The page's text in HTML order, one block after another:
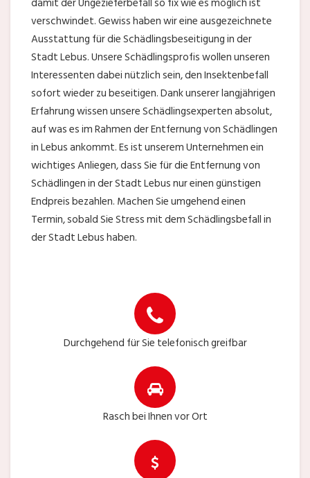
verschwindet. Gewiss haben wir eine ausgezeichnete
Ausstattung für die Schädlingsbeseitigung in der
Stadt Lebus. Unsere Schädlingsprofis wollen unseren
Interessenten dabei nützlich sein, den Insektenbefall
sofort wieder zu beseitigen. Dank unserer langjährigen
Erfahrung wissen unsere Schädlingsexperten absolut,
auf was es im Rahmen der Entfernung von Schädlingen
in Lebus ankommt. Es ist unserem Unternehmen ein
wichtiges Anliegen, dass Sie für die Entfernung von
Schädlingen in der Stadt Lebus nur einen günstigen
Endpreis bezahlen. Machen Sie umgehend einen
Termin, sobald Sie Stress mit dem Schädlingsbefall in
der Stadt Lebus haben.
Durchgehend für Sie telefonisch greifbar
Rasch bei Ihnen vor Ort